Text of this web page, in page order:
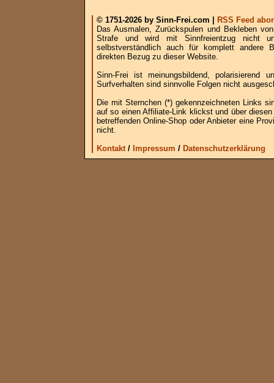
© 1751-2026 by Sinn-Frei.com |
RSS Feed
Das Ausmalen, Zurückspulen und Bekleben
Strafe und wird mit Sinnfreientzug nicht
selbstverständlich auch für komplett andere
direkten Bezug zu dieser Website.
Sinn-Frei ist meinungsbildend, polarisierend
Surfverhalten sind sinnvolle Folgen nicht
Die mit Sternchen (*) gekennzeichneten Links
auf so einen Affiliate-Link klickst und über
betreffenden Online-Shop oder Anbieter eine
nicht.
Kontakt/ Impressum / Datenschutzerklärung